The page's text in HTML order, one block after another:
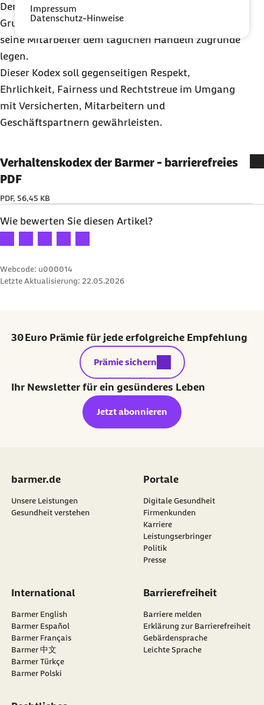
Impressum
Datenschutz-Hinweise
Der Barmer Verhaltenskodex umfasst einheitliche
Grundsätze, die das Unternehmen Barmer und
seine Mitarbeiter dem täglichen Handeln zugrunde
legen.
Dieser Kodex soll gegenseitigen Respekt,
Ehrlichkeit, Fairness und Rechtstreue im Umgang
mit Versicherten, Mitarbeitern und
Geschäftspartnern gewährleisten.
Verhaltenskodex der Barmer - barrierefreies
PDF
PDF, 56,45 KB
Wie bewerten Sie diesen Artikel?
Ihre Bewertung: 1 Stern
Ihre Bewertung: 2 Sterne
Ihre Bewertung: 3 Sterne
Ihre Bewertung: 4 Sterne
Ihre Bewertung: 5 Sterne
Webcode: u000014
Letzte Aktualisierung: 22.05.2026
30 Euro Prämie für jede erfolgreiche Empfehlung
externer Link:
Prämie sichern
Ihr Newsletter für ein gesünderes Leben
Jetzt abonnieren
barmer.de
Unsere Leistungen
Gesundheit verstehen
Portale
Digitale Gesundheit
Firmenkunden
Karriere
Leistungserbringer
Politik
Presse
International
Barmer English
Barmer Español
Barmer Français
Barmer 中文
Barmer Türkçe
Barmer Polski
Barrierefreiheit
Barriere melden
Erklärung zur Barrierefreiheit
Gebärdensprache
Leichte Sprache